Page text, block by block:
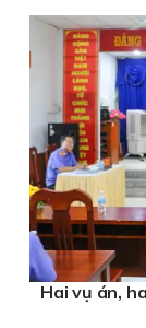
Hai vụ án,